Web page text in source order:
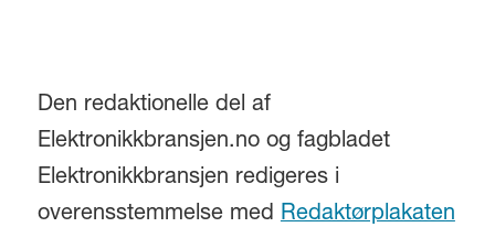
Den redaktionelle del af
Elektronikkbransjen.no og fagbladet
Elektronikkbransjen redigeres i
overensstemmelse med Redaktørplakaten